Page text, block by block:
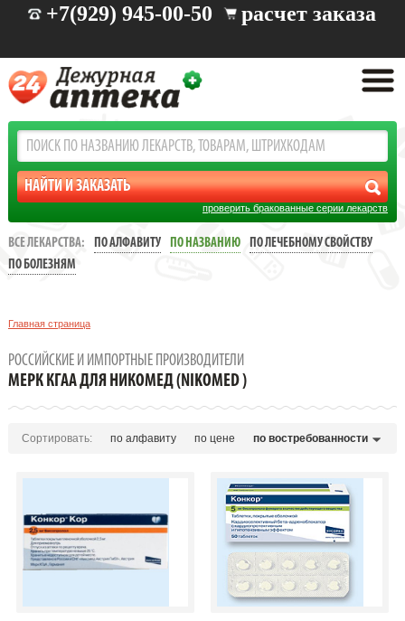
+7(929) 945-00-50 расчет заказа
проверить бракованные серии лекарств
ВСЕ ЛЕКАРСТВА: ПО АЛФАВИТУ ПО НАЗВАНИЮ
ПО ЛЕЧЕБНОМУ СВОЙСТВУ
ПО БОЛЕЗНЯМ
Главная страница
РОССИЙСКИЕ И ИМПОРТНЫЕ ПРОИЗВОДИТЕЛИ
МЕРК КГАА ДЛЯ НИКОМЕД (NIKOMED )
Сортировать: по алфавиту по цене по востребованности